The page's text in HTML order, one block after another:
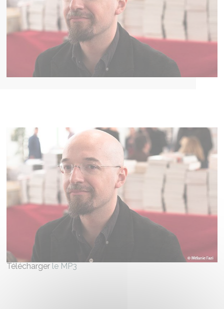
Télécharger le MP3